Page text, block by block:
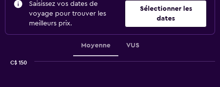
Saisissez vos dates de
voyage pour trouver les
meilleurs prix.
Sélectionner les
dates
Moyenne VUS
C$ 150